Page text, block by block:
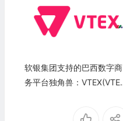
软银集团支持的巴西数字商
务平台独角兽：VTEX(VTE